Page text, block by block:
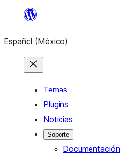
Saltar
contenido
Español (México)
Temas
Plugins
Noticias
Soporte
Documentación